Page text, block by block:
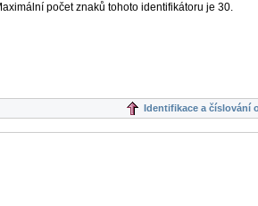
počet znaků tohoto identifikátoru je 30.
Identifikace a číslování